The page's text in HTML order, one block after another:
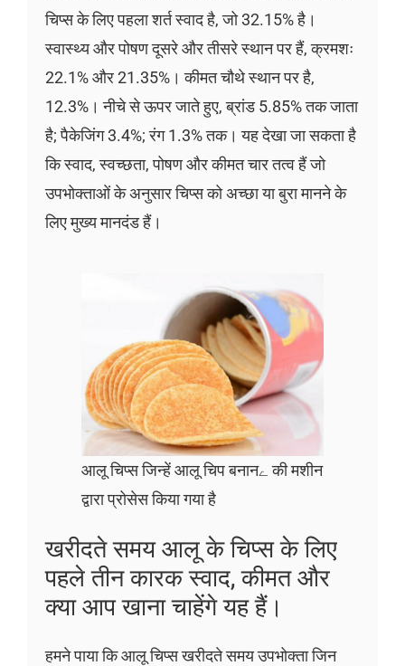
चिप्स के लिए पहला शर्त स्वाद है, जो 32.15% है।
स्वास्थ्य और पोषण दूसरे और तीसरे स्थान पर हैं, क्रमशः
22.1% और 21.35%। कीमत चौथे स्थान पर है,
12.3%। नीचे से ऊपर जाते हुए, ब्रांड 5.85% तक जाता
है; पैकेजिंग 3.4%; रंग 1.3% तक। यह देखा जा सकता है
कि स्वाद, स्वच्छता, पोषण और कीमत चार तत्व हैं जो
उपभोक्ताओं के अनुसार चिप्स को अच्छा या बुरा मानने के
लिए मुख्य मानदंड हैं।
आलू चिप्स जिन्हें आलू चिप बनानے की मशीन
द्वारा प्रोसेस किया गया है
खरीदते समय आलू के चिप्स के लिए
पहले तीन कारक स्वाद, कीमत और
क्या आप खाना चाहेंगे यह हैं।
हमने पाया कि आलू चिप्स खरीदते समय उपभोक्ता जिन